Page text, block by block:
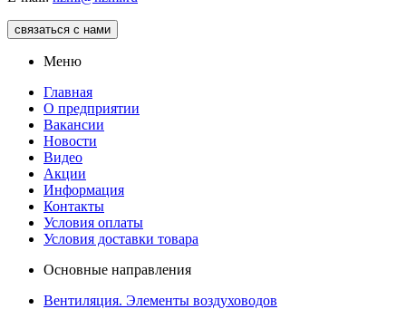
связаться с нами
Меню
Главная
О предприятии
Вакансии
Новости
Видео
Акции
Информация
Контакты
Условия оплаты
Условия доставки товара
Основные направления
Вентиляция. Элементы воздуховодов